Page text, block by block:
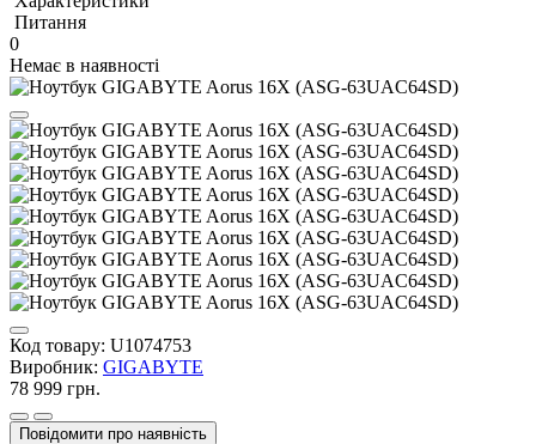
Питання
0
Немає в наявності
Код товару: U1074753
Виробник: GIGABYTE
78 999 грн.
Повідомити про наявність